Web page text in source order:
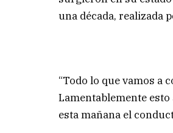
una década, realizada
“Todo lo que vamos a
Lamentablemente esto
esta mañana el